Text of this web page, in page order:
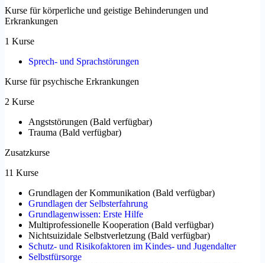
Kurse für körperliche und geistige Behinderungen und
Erkrankungen
1 Kurse
Sprech- und Sprachstörungen
Kurse für psychische Erkrankungen
2 Kurse
Angststörungen (Bald verfügbar)
Trauma (Bald verfügbar)
Zusatzkurse
11 Kurse
Grundlagen der Kommunikation (Bald verfügbar)
Grundlagen der Selbsterfahrung
Grundlagenwissen: Erste Hilfe
Multiprofessionelle Kooperation (Bald verfügbar)
Nichtsuizidale Selbstverletzung (Bald verfügbar)
Schutz- und Risikofaktoren im Kindes- und Jugendalter
Selbstfürsorge